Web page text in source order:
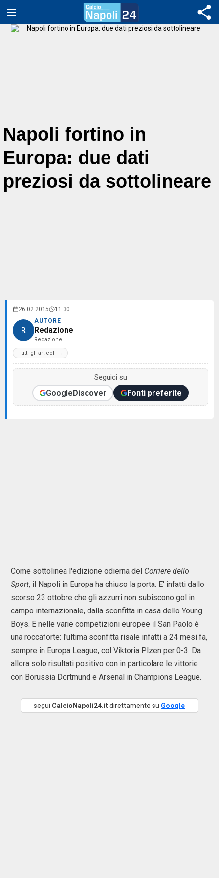
Napoli fortino in
Europa: due dati
preziosi da sottolineare
26.02.2015 11:30
R
AUTORE
Redazione
Redazione
Tutti gli articoli →
Seguici su
GoogleDiscover Fonti preferite
Come sottolinea l'edizione odierna del Corriere dello
Sport, il Napoli in Europa ha chiuso la porta. E' infatti dallo
scorso 23 ottobre che gli azzurri non subiscono gol in
campo internazionale, dalla sconfitta in casa dello Young
Boys. E nelle varie competizioni europee il San Paolo è
una roccaforte: l'ultima sconfitta risale infatti a 24 mesi fa,
sempre in Europa League, col Viktoria Plzen per 0-3. Da
allora solo risultati positivo con in particolare le vittorie
con Borussia Dortmund e Arsenal in Champions League.
segui CalcioNapoli24.itdirettamente su Google